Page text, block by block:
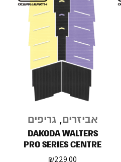
אביזרים, גריפים
DAKODA WALTERS
PRO SERIES CENTRE
DECK
₪229.00